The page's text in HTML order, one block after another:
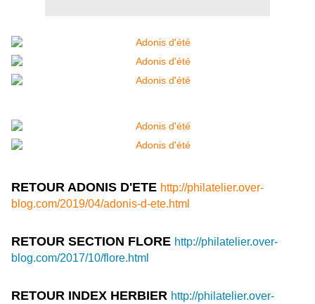
RETOUR ADONIS D'ETE http://philatelier.over-
blog.com/2019/04/adonis-d-ete.html
RETOUR SECTION FLORE http://philatelier.over-
blog.com/2017/10/flore.html
RETOUR INDEX HERBIER http://philatelier.over-